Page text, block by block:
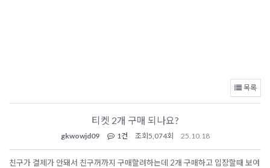
목록
티켓 2개 구매 되나요?
gkwowjd09 1건 조회 5,074회 25.10.18
친구가 결제가 안돼서 친구꺼까지 구매할려하는데 2개 구매하고 입장할때 보여